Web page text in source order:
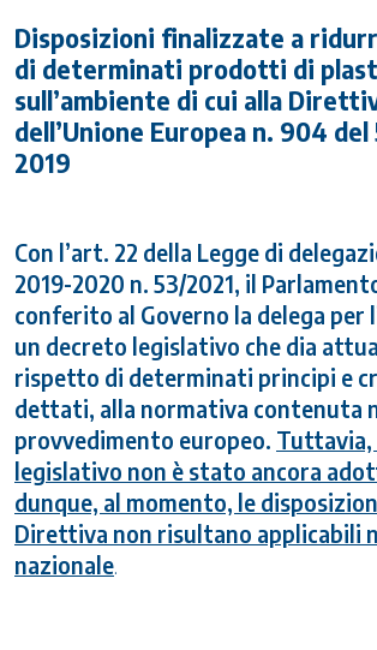
Disposizioni finalizzate a
di determinati prodotti di
sull’ambiente di cui alla
dell’Unione Europea n. 904
2019
Con l’art. 22 della Legge di
2019-2020 n. 53/2021, il
conferito al Governo la delega per
un decreto legislativo che dia
rispetto di determinati principi e
dettati, alla normativa contenuta
provvedimento europeo. Tuttavia,
legislativo non è stato ancora
dunque, al momento, le
Direttiva non risultano applicabili
nazionale.